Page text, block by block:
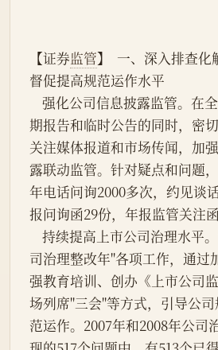
【证券监管】  一、深入排查化
督促提高规范运作水平
期报告和临时公告的同时，密切
关注媒体报道和市场传闻，加
露联动监管。针对疑点和问题
年电话问询2000多次，约见谈
报问询函29份，年报监管关注函
司治理整改年"各项工作，通过
强教育培训、创办《上市公司
场列席"三会"等方式，引导公司
范运作。2007年和2008年公司